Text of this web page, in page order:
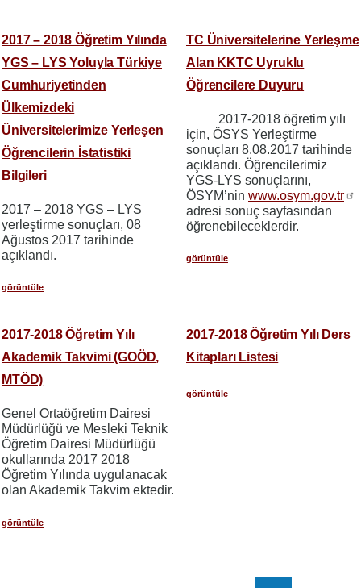
2017 – 2018 Öğretim Yılında
YGS – LYS Yoluyla Türkiye
Cumhuriyetinden
Ülkemizdeki
Üniversitelerimize Yerleşen
Öğrencilerin İstatistiki
Bilgileri
2017 – 2018 YGS – LYS
yerleştirme sonuçları, 08
Ağustos 2017 tarihinde
açıklandı.
görüntüle
TC Üniversitelerine Yerleşme
Alan KKTC Uyruklu
Öğrencilere Duyuru
2017-2018 öğretim yılı
için, ÖSYS Yerleştirme
sonuçları 8.08.2017 tarihinde
açıklandı. Öğrencilerimiz
YGS-LYS sonuçlarını,
ÖSYM’nin www.osym.gov.tr
adresi sonuç sayfasından
öğrenebileceklerdir.
görüntüle
2017-2018 Öğretim Yılı
Akademik Takvimi (GOÖD,
MTÖD)
Genel Ortaöğretim Dairesi
Müdürlüğü ve Mesleki Teknik
Öğretim Dairesi Müdürlüğü
okullarında 2017 2018
Öğretim Yılında uygulanacak
olan Akademik Takvim ektedir.
görüntüle
2017-2018 Öğretim Yılı Ders
Kitapları Listesi
görüntüle